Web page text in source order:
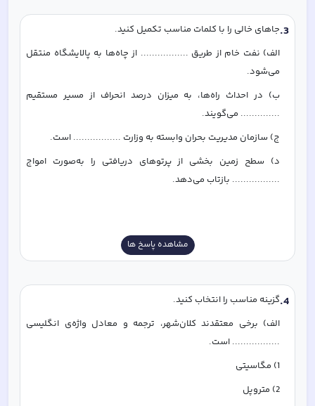
3
.جاهای خالی را با کلمات مناسب تکمیل کنید.
می‌شود.
.............. می‌گویند.
ج) سازمان مدیریت بحران وابسته به وزارت ................. است.
................. بازتاب می‌دهد.
مشاهده پاسخ ها
4
.گزینه مناسب را انتخاب کنید.
................. است.
1) مگاسیتی
2) متروپل